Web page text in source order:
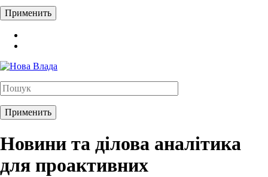
Новини та ділова аналітика
для проактивних